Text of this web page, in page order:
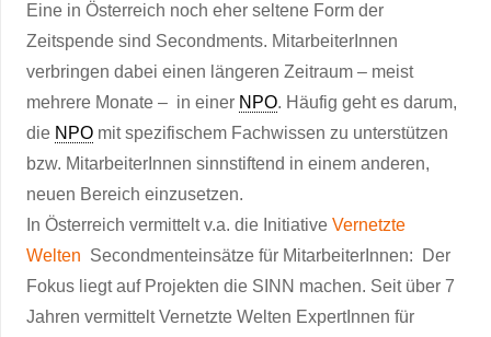
Eine in Österreich noch eher seltene Form der
Zeitspende sind Secondments. MitarbeiterInnen
verbringen dabei einen längeren Zeitraum – meist
mehrere Monate – in einer NPO. Häufig geht es darum,
die NPO mit spezifischem Fachwissen zu unterstützen
bzw. MitarbeiterInnen sinnstiftend in einem anderen,
neuen Bereich einzusetzen.
In Österreich vermittelt v.a. die Initiative Vernetzte
Welten Secondmenteinsätze für MitarbeiterInnen: Der
Fokus liegt auf Projekten die SINN machen. Seit über 7
Jahren vermittelt Vernetzte Welten ExpertInnen für